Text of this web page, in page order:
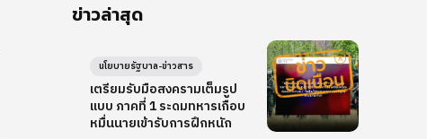
ข่าวล่าสุด
เตรียมรับมือสงครามเต็มรูป
แบบ ภาคที่ 1 ระดมทหารเกือบ
หมื่นนายเข้ารับการฝึกหนัก
นโยบายรัฐบาล-ข่าวสาร